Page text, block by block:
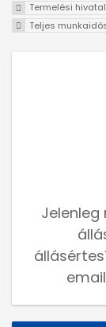
Termelési
Teljes
Jelenleg